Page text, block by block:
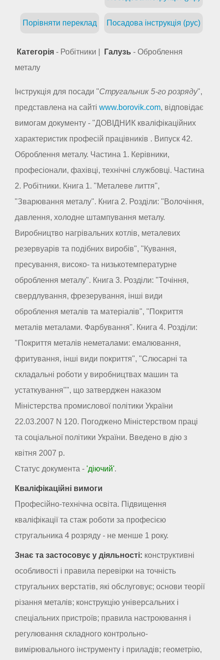
Посадова інструкція (рус)
Порівняти переклад
Категорія - Робітники | Галузь - Оброблення
металу
Інструкція для посади "Стругальник 5-го розряду",
представлена на сайті www.borovik.com, відповідає
вимогам документу - "ДОВІДНИК кваліфікаційних
характеристик професій працівників . Випуск 42.
Оброблення металу. Частина 1. Керівники,
професіонали, фахівці, технічні службовці. Частина
2. Робітники. Книга 1. "Металеве лиття",
"Зварювання металу". Книга 2. Розділи: "Волочіння,
давлення, холодне штампування металу.
Виробництво нагрівальних котлів, металевих
резервуарів та подібних виробів", "Кування,
пресування, високо- та низькотемпературне
оброблення металу". Книга 3. Розділи: "Точіння,
свердлування, фрезерування, інші види
оброблення металів та матеріалів", "Покриття
металів металами. Фарбування". Книга 4. Розділи:
"Покриття металів неметалами: емалювання,
фритування, інші види покриття", "Слюсарні та
складальні роботи у виробництвах машин та
устаткування"", що затверджен наказом
Міністерства промислової політики України
22.03.2007 N 120. Погоджено Міністерством праці
та соціальної політики України. Введено в дію з
квітня 2007 р.
Статус документа - 'діючий'.
Кваліфікаційні вимоги
Професійно-технічна освіта. Підвищення
кваліфікації та стаж роботи за професією
стругальника 4 розряду - не менше 1 року.
Знає та застосовує у діяльності: конструктивні
особливості і правила перевірки на точність
стругальних верстатів, які обслуговує; основи теорії
різання металів; конструкцію універсальних і
спеціальних пристроїв; правила настроювання і
регулювання складного контрольно-
вимірювального інструменту і приладів; геометрію,